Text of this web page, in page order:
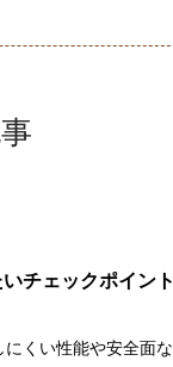
チェックポイント
くい性能や安全面